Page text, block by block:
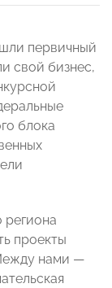
первичный
свой бизнес,
блока
региона
проекты
нами —